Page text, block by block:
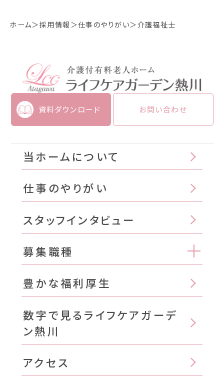
ホーム 採用情報 仕事のやりがい 介護福祉士
資料ダウンロード お問い合わせ
当ホームについて
仕事のやりがい
スタッフインタビュー
募集職種
豊かな福利厚生
数字で見るライフケアガーデ
ン熱川
アクセス